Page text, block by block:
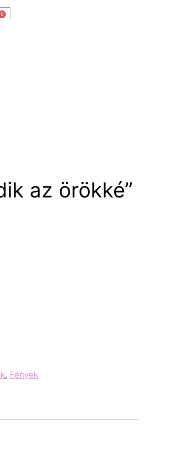
0
az örökké”
, Fények